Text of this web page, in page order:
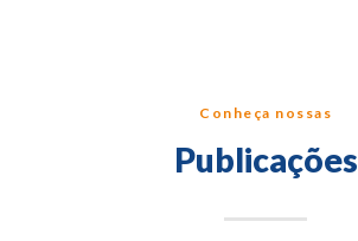
Conheça nossas
Publicações